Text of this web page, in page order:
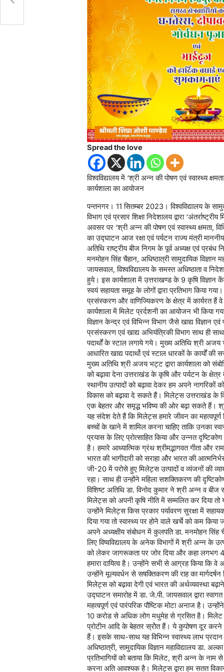
Spread the love
विश्वविद्यालय में ‘श्री अन्न की पोषण एवं स्वास्थ्य
कार्यशाला का आयोजन
पन्तनगर। 11 सितम्बर 2023। विश्वविद्यालय के
विभाग एवं प्रसार शिक्षा निदेशालय द्वारा
अवसर पर ‘श्री अन्न की पोषण एवं स्वास्थ्य क्षमता,
का उद्घाटन आज रक्षा एवं पर्यटन राज्य मंत्री
अतिथि राष्ट्रीय बीज निगम के पूर्व अध्यक्ष एवं प्रबंध
मनमोहन सिंह चैहान, अधिष्ठात्री सामुदायिक विज्ञान
जायसवाल, विश्वविद्यालय के समस्त अधिष्ठाता व
हुये। इस कार्यशाला में उत्तराखण्ड के 9 कृषि
स्वयं सहायता समूह के लोगों द्वारा प्रतिभाग किया
प्रसंस्करण और वाणिज्यिकरण के क्षेत्र में कार्यरत हैं
कार्यशाला में मिलेट प्रर्दशनी का आयोजन भी किया
विज्ञान केन्द्र एवं विभिन्न विभाग जैसे खाद्य विज्ञान
प्रसंस्करण एवं खाद्य अभियंत्रिकी विभाग साथ ही साथ
पदार्थों के स्टाल लगाये गये। मुख्य अतिथि श्री अजय
आधारित खाद्य पदार्थो एवं स्टाल धारकों के कार्यों की
मुख्य अतिथि श्री अजय भट्ट द्वारा कार्यशाला को
को बढ़ावा देना उत्तराखंड के कृषि और पर्यटन के
स्थानीय उत्पादों को बढ़ावा देकर हम अपने
विकास को बढ़ावा दे सकते हैं। मिलेट्स उत्तराखंड के
एक बेहतर और समृद्ध भविष्य की ओर बढ़ा सकते हैं।
यह संदेश देते हैं कि मिलेट्स हमारे जीवन का महत्वपूर्ण
बच्चों के खाने में शामिल करना चाहिए ताकि उनका
प्रयास के लिए प्रोत्साहित किया और उन्नत
है। हमारे आध्यात्मिक ग्रंथ श्रीमद्भागवत गीता और
भारत की भागीदारी को सराहा और भारत की
जी-20 में परोसे हुए मिलेट्स उत्पादों व व्यंजनों की
रहा। साथ ही उन्होंने महिला सशक्तिकरण की
विशिष्ट अतिथि डा. विनोद कुमार ने श्री अन्न व
मिलेट्स को अपनी कृषि नीति में सम्मलित कर दिया
उन्होंने मिलेट्स किस प्रकार पर्यावरण सुरक्षा में
दिया गया तो स्वास्थ्य पर होने वाले खर्चे को कम
अपने अध्यक्षीय संबोधन में कुलपति डा. मनमोहन सिंह
लिए विष्वविद्यालय के अनेक विभागों में श्री अन्न के
को लेकर जागरूकता पर जोर दिया और कहा लगभग 41
हमारा दायित्व है। उन्होंने सभी से आग्रह किया
उन्होंने मूल्यवर्धन से सषक्तिकरण की राह का
मिलेट्स को बढ़ावा देगी एवं भारत की अर्थव्यवस्था
उद्घाटन समारोह में डा. जे.पी. जायसवाल द्वारा
महत्वपूर्ण एवं पारंपरिक पौष्टिक मोटा अनाज है।
10 करोड से अधिक लोग मधुमेह से ग्रसित है। मिलेट
प्रोटीन आदि के बेहतर स्रोेत हैं। ये कुपोषण दूर करने
हैं। इसके साथ-साथ यह विभिन्न स्वास्थ्य लाभ
अधिष्ठात्री, सामुदायिक विज्ञान महाविद्यालय डा.
प्रतिभागियों को बताया कि मिलेट, श्री अन्न के नाम
करना अति आवश्यक है। मिलेट्स द्वारा हम सतत